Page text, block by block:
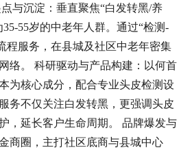
与沉淀：垂直聚焦“白发转黑/养
55岁的中老年人群。通过“检测-
程服务，在县城及社区中老年密集
络。 科研驱动与产品构建：以何首
为核心成分，配合专业头皮检测设
务不仅关注白发转黑，更强调头皮
，延长客户生命周期。 品牌爆发与
商圈，主打社区底商与县城中心